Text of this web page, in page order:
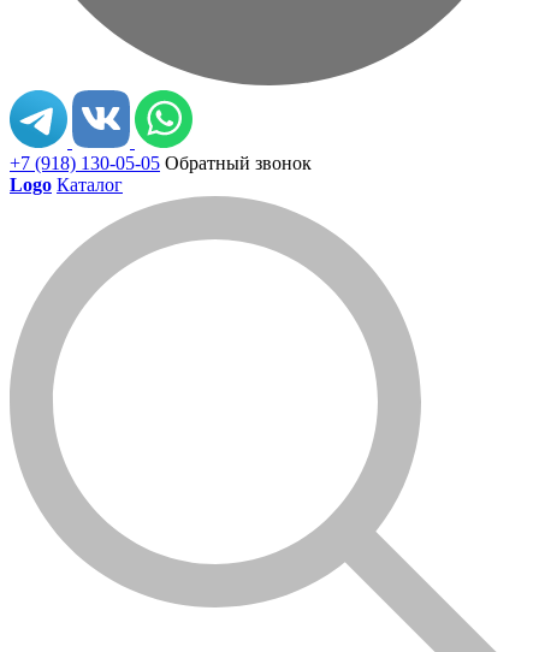
+7 (918) 130-05-05 Обратный звонок
Logo Каталог